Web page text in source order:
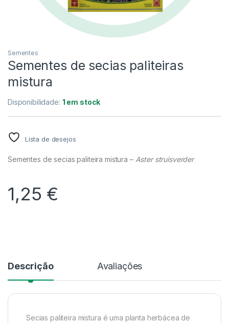
Sementes
Sementes de secias paliteiras
mistura
Disponibilidade: 1 em stock
Lista de desejos
Sementes de secias paliteira mistura – Aster struisverder
1,25 €
Descrição Avaliações
Secias paliteira mistura é uma planta herbácea de